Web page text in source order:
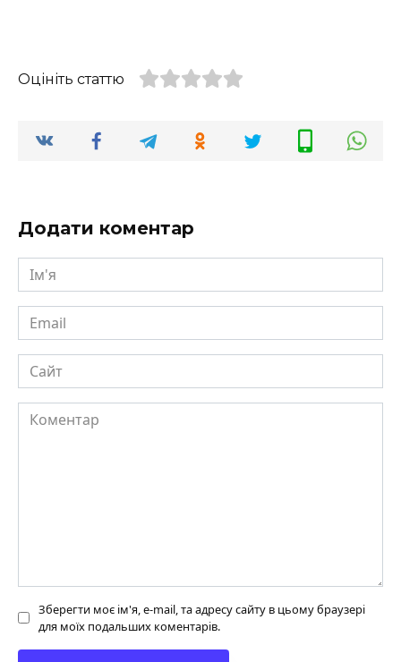
Оцініть статтю
Додати коментар
Ім'я
Email
Сайт
Коментар
Зберегти моє ім'я, e-mail, та адресу сайту в цьому браузері
для моїх подальших коментарів.